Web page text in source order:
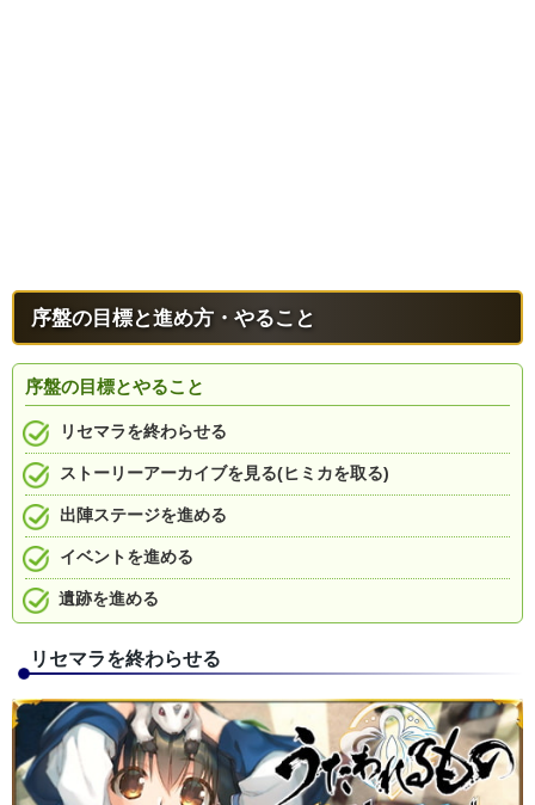
序盤の目標と進め方・やること
序盤の目標とやること
リセマラを終わらせる
ストーリーアーカイブを見る(ヒミカを取る)
出陣ステージを進める
イベントを進める
遺跡を進める
リセマラを終わらせる